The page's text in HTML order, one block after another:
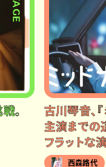
。
古川琴音、
主演までの
フラットな
西森路代